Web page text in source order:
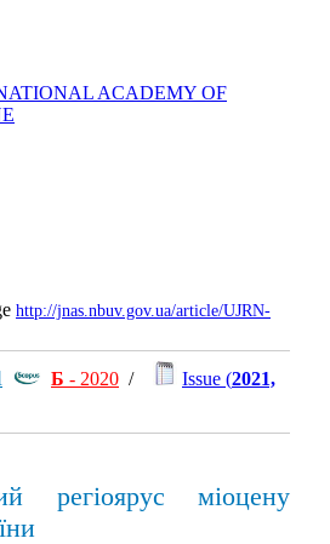
ACADEMY OF
http://jnas.nbuv.gov.ua/article/UJRN-
Б - 2020 / Issue (2021,
регіоярус міоцену